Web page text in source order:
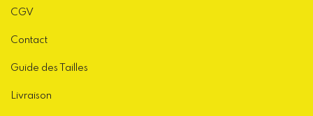
CGV
Contact
Guide des Tailles
Livraison